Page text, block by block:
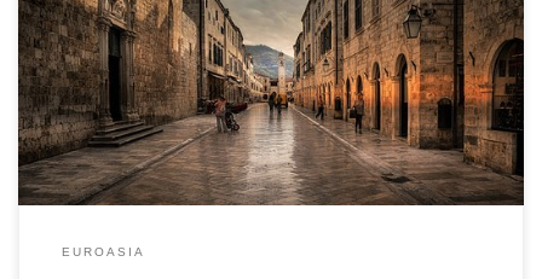
ANULACIÓN* Croacia desde 22 jun al 29 jun Vuelo directo desde
Sevilla. Día 1: Sevilla – Dubrovnik. Día 2: Dubrovnik. Deslúmbrate
con la perla del Adriático REGIMEN Desayuno. Almuerzo. Cena.
Dubrovnik es la gran protagonista de nuestro. Tras desayunar,
haremos […]
EUROASIA